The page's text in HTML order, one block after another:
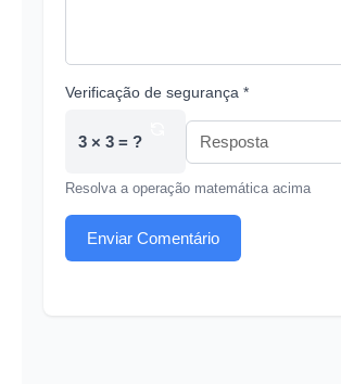
Verificação de segurança *
3 × 3 = ?
Resolva a operação matemática acima
Enviar Comentário